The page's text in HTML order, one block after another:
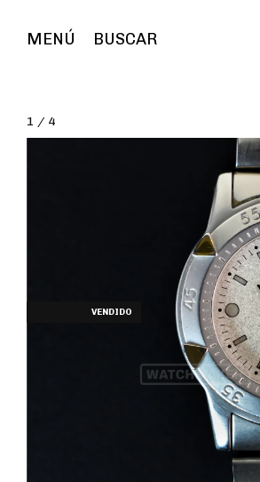
MENÚ BUSCAR
1 / 4